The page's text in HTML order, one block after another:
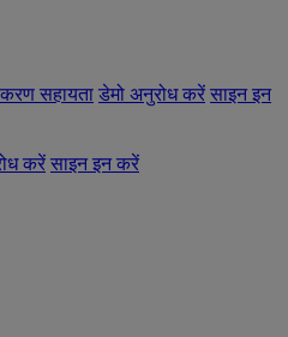
सहायता डेमो अनुरोध करें साइन इन
करें साइन इन करें